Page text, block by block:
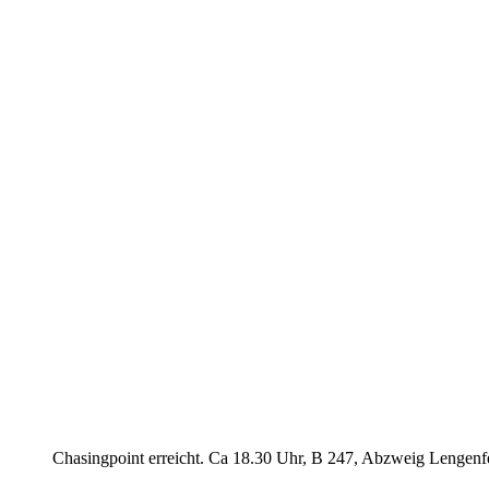
Chasingpoint erreicht. Ca 18.30 Uhr, B 247, Abzweig